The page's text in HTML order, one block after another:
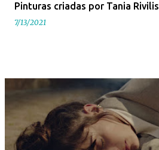
Pinturas criadas por Tania Rivilis
7/13/2021